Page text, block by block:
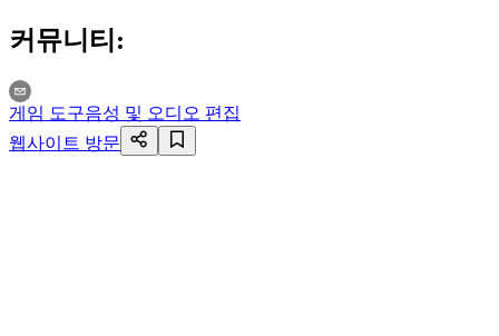
커뮤니티 :
게임 도구음성 및 오디오 편집
웹사이트 방문